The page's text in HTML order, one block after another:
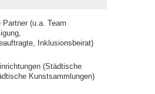
Partner (u.a. Team
Inklusionsbeirat)
(Städtische
Kunstsammlungen)